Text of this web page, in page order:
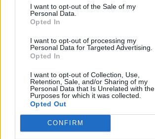
I want to opt-out of the Sale of my
Personal Data.
Opted In
I want to opt-out of processing my
Personal Data for Targeted Advertising.
Opted In
I want to opt-out of Collection, Use,
Retention, Sale, and/or Sharing of my
Personal Data that Is Unrelated with the
Purposes for which it was collected.
Opted Out
CONFIRM
3
MATKAILU